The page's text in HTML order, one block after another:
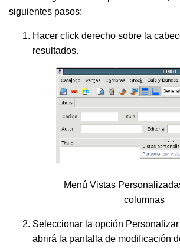
siguientes pasos:
Hacer click derecho sobre la
resultados.
Menú Vistas
columnas
Seleccionar la opción
abrirá la pantalla de modificación